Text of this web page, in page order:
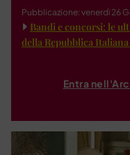
Pubblicazione: venerdì 26
Bandi e concorsi: le
della Repubblica
Entra